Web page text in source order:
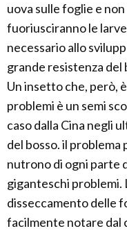
uova sulle foglie e
fuoriusciranno le
necessario allo
grande resistenza del
Un insetto che, però,
problemi è un semi
caso dalla Cina negli
del bosso. il problema
nutrono di ogni parte
giganteschi problemi.
disseccamento delle
facilmente notare dal